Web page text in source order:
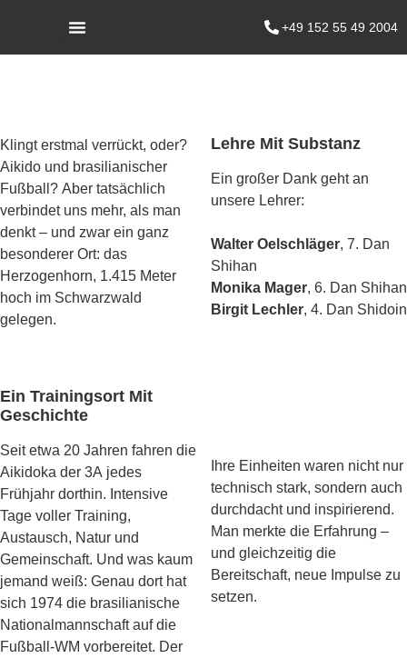
+49 152 55 49 2004
Klingt erstmal verrückt, oder?
Aikido und brasilianischer
Fußball? Aber tatsächlich
verbindet uns mehr, als man
denkt – und zwar ein ganz
besonderer Ort: das
Herzogenhorn, 1.415 Meter
hoch im Schwarzwald
gelegen.
Ein Trainingsort Mit
Geschichte
Seit etwa 20 Jahren fahren die
Aikidoka der 3A jedes
Frühjahr dorthin. Intensive
Tage voller Training,
Austausch, Natur und
Gemeinschaft. Und was kaum
jemand weiß: Genau dort hat
sich 1974 die brasilianische
Nationalmannschaft auf die
Fußball-WM vorbereitet. Der
Lehre Mit Substanz
Ein großer Dank geht an
unsere Lehrer:
Walter Oelschläger, 7. Dan
Shihan
Monika Mager, 6. Dan Shihan
Birgit Lechler, 4. Dan Shidoin
Ihre Einheiten waren nicht nur
technisch stark, sondern auch
durchdacht und inspirierend.
Man merkte die Erfahrung –
und gleichzeitig die
Bereitschaft, neue Impulse zu
setzen.